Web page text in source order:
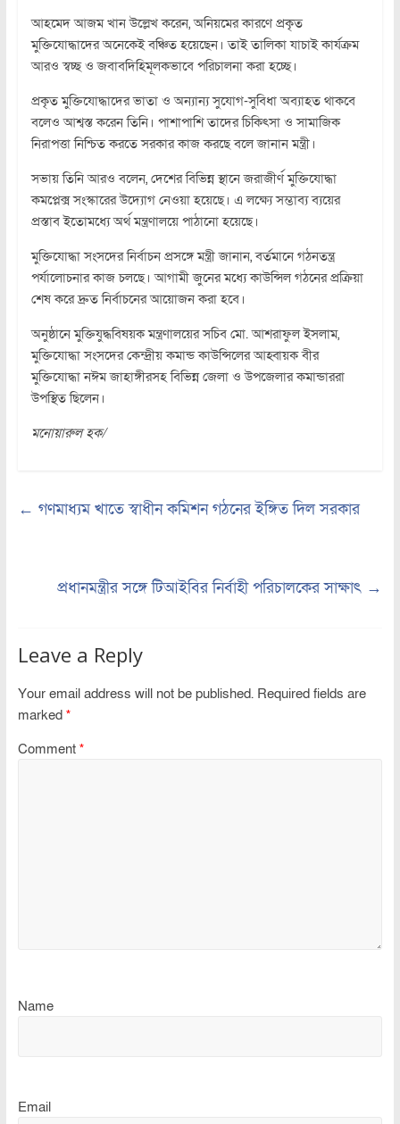
আহমেদ আজম খান উল্লেখ করেন, অনিয়মের কারণে প্রকৃত
মুক্তিযোদ্ধাদের অনেকেই বঞ্চিত হয়েছেন। তাই তালিকা যাচাই কার্যক্রম
আরও স্বচ্ছ ও জবাবদিহিমূলকভাবে পরিচালনা করা হচ্ছে।
প্রকৃত মুক্তিযোদ্ধাদের ভাতা ও অন্যান্য সুযোগ-সুবিধা অব্যাহত থাকবে
বলেও আশ্বস্ত করেন তিনি। পাশাপাশি তাদের চিকিৎসা ও সামাজিক
নিরাপত্তা নিশ্চিত করতে সরকার কাজ করছে বলে জানান মন্ত্রী।
সভায় তিনি আরও বলেন, দেশের বিভিন্ন স্থানে জরাজীর্ণ মুক্তিযোদ্ধা
কমপ্লেক্স সংস্কারের উদ্যোগ নেওয়া হয়েছে। এ লক্ষ্যে সম্ভাব্য ব্যয়ের
প্রস্তাব ইতোমধ্যে অর্থ মন্ত্রণালয়ে পাঠানো হয়েছে।
মুক্তিযোদ্ধা সংসদের নির্বাচন প্রসঙ্গে মন্ত্রী জানান, বর্তমানে গঠনতন্ত্র
পর্যালোচনার কাজ চলছে। আগামী জুনের মধ্যে কাউন্সিল গঠনের প্রক্রিয়া
শেষ করে দ্রুত নির্বাচনের আয়োজন করা হবে।
অনুষ্ঠানে মুক্তিযুদ্ধবিষয়ক মন্ত্রণালয়ের সচিব মো. আশরাফুল ইসলাম,
মুক্তিযোদ্ধা সংসদের কেন্দ্রীয় কমান্ড কাউন্সিলের আহ্বায়ক বীর
মুক্তিযোদ্ধা নঈম জাহাঙ্গীরসহ বিভিন্ন জেলা ও উপজেলার কমান্ডাররা
উপস্থিত ছিলেন।
মনোয়ারুল হক/
← গণমাধ্যম খাতে স্বাধীন কমিশন গঠনের ইঙ্গিত দিল সরকার
প্রধানমন্ত্রীর সঙ্গে টিআইবির নির্বাহী পরিচালকের সাক্ষাৎ →
Leave a Reply
Your email address will not be published. Required fields are
marked *
Comment *
Name
Email